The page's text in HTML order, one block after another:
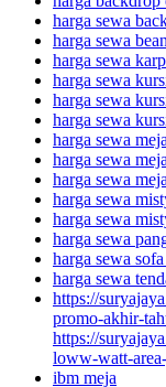
harga sewa
harga sewa
harga sewa
harga sewa
harga sewa
harga sewa
harga sewa
harga sewa
harga sewa
harga sewa
harga sewa
harga sewa
harga sewa
harga sewa
https://
promo-akhir-
https://
loww-watt-
ibm meja